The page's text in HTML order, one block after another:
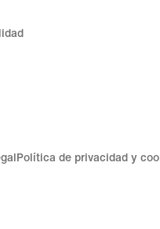
Política de privacidad y